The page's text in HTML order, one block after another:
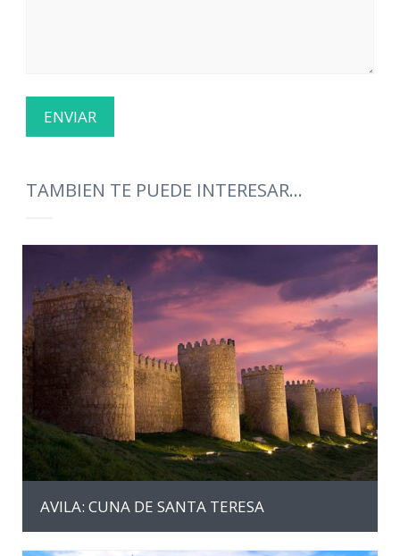
TAMBIEN TE PUEDE INTERESAR...
MAS INFORMACION
AVILA: CUNA DE SANTA TERESA